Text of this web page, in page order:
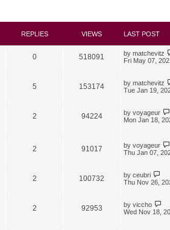
l
e
s
t
s
t
REPLIES VIEWS LAST POST
0 518091 by matchevitz
Fri May 07,
5 153174 by matchevitz
Tue Jan 19,
2 94224 by voyageur
Mon Jan 18,
2 91017 by voyageur
Thu Jan 07,
2 100732 by ceubri
Thu Nov 26,
2 92953 by viccho
Wed Nov 18,